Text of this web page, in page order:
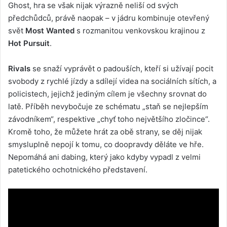
Ghost, hra se však nijak výrazně neliší od svých
předchůdců, právě naopak – v jádru kombinuje otevřený
svět Most Wanted s rozmanitou venkovskou krajinou z
Hot Pursuit.
Rivals se snaží vyprávět o padouších, kteří si užívají pocit
svobody z rychlé jízdy a sdílejí videa na sociálních sítích, a
policistech, jejichž jediným cílem je všechny srovnat do
latě. Příběh nevybočuje ze schématu „staň se nejlepším
závodníkem“, respektive „chyť toho největšího zločince“.
Kromě toho, že můžete hrát za obě strany, se děj nijak
smysluplně nepojí k tomu, co doopravdy děláte ve hře.
Nepomáhá ani dabing, který jako kdyby vypadl z velmi
patetického ochotnického představení.